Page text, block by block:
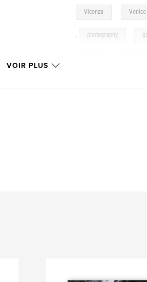
Vicenza Venice
, photography ,
VOIR PLUS